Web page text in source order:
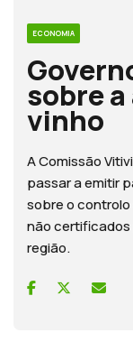
ECONOMIA
sobre
vinho
A Comissão
passar a emitir
sobre o controlo
não
região.